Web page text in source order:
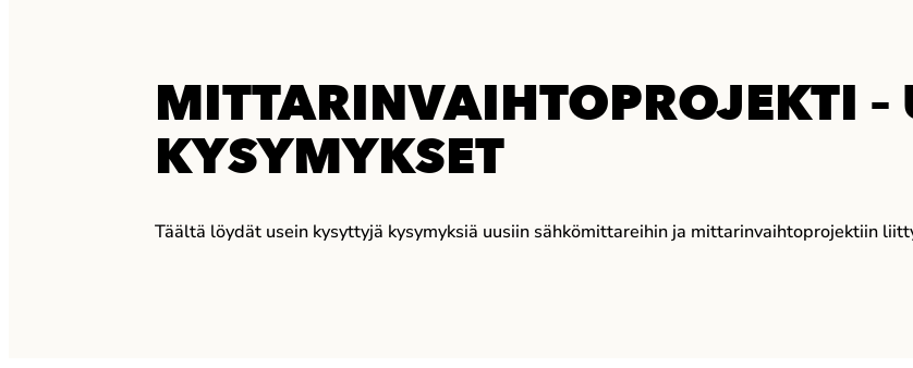
MITTARINVAIHTOPROJEKTI –
KYSYMYKSET
Täältä löydät usein kysyttyjä kysymyksiä uusiin sähkömittareihin ja mittarinvaihtoprojektiin